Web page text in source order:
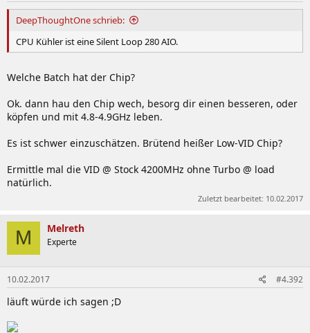
DeepThoughtOne schrieb:
CPU Kühler ist eine Silent Loop 280 AIO.
Welche Batch hat der Chip?
Ok. dann hau den Chip wech, besorg dir einen besseren, oder
köpfen und mit 4.8-4.9GHz leben.
Es ist schwer einzuschätzen. Brütend heißer Low-VID Chip?
Ermittle mal die VID @ Stock 4200MHz ohne Turbo @ load
natürlich.
Zuletzt bearbeitet: 10.02.2017
M Melreth
Experte
10.02.2017 #4.392
läuft würde ich sagen ;D